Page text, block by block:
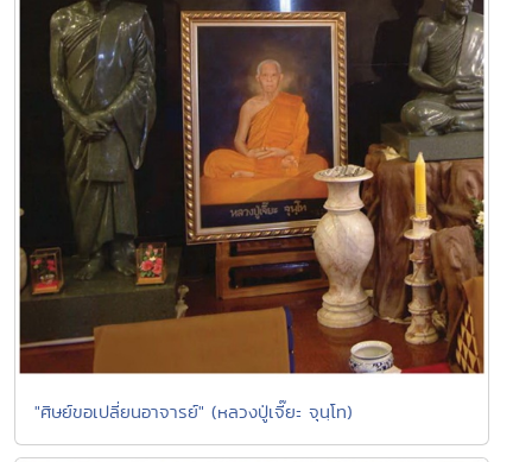
"ศิษย์ขอเปลี่ยนอาจารย์" (หลวงปู่เจี๊ยะ จุนฺโท)